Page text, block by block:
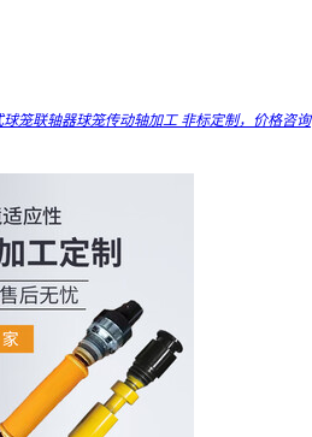
笼联轴器球笼传动轴加工 非标定制，价格咨询